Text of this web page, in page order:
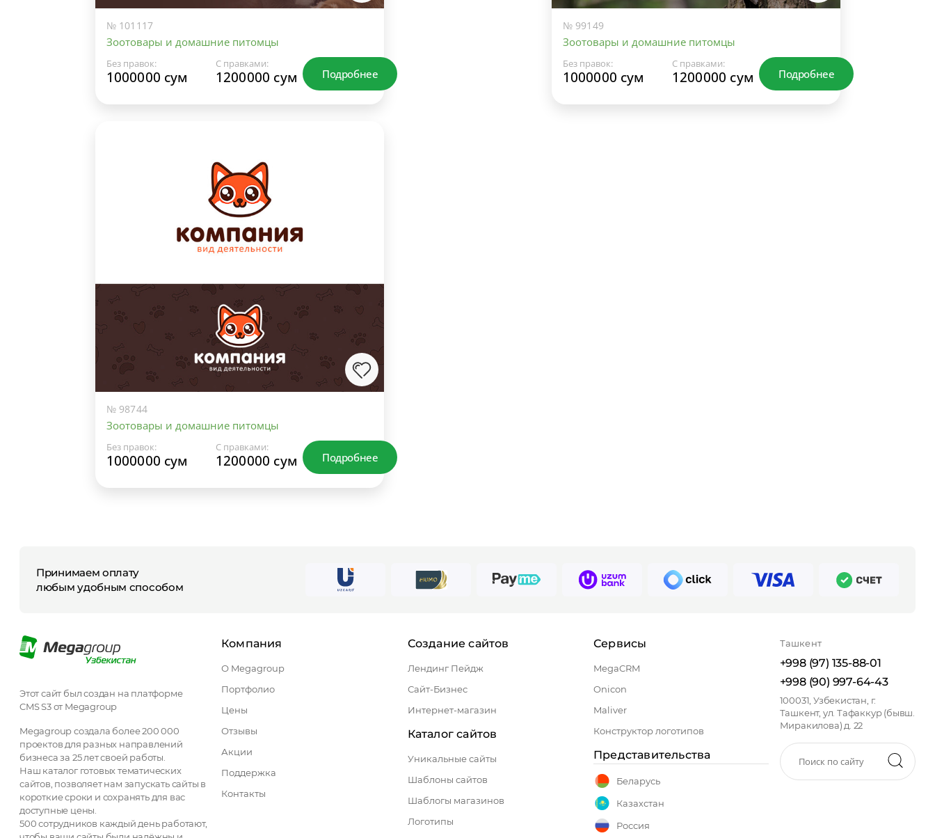
№ 101117
Зоотовары и домашние питомцы
Без правок:
1000000 сум
С правками:
1200000 сум Подробнее
№ 99149
Зоотовары и домашние питомцы
Без правок:
1000000 сум
С правками:
1200000 сум Подробнее
№ 98744
Зоотовары и домашние питомцы
Без правок:
1000000 сум
С правками:
1200000 сум Подробнее
Принимаем оплату
любым удобным способом
Megagroup создала более 200 000
проектов для разных направлений
бизнеса за 25 лет своей работы.
Наш каталог готовых тематических
сайтов, позволяет нам запускать сайты в
короткие сроки и сохранять для вас
доступные цены.
500 сотрудников каждый день работают,
Этот сайт был создан на платформе
CMS S3 от Megagroup
Компания
О Megagroup
Портфолио
Цены
Отзывы
Акции
Поддержка
Контакты
Создание сайтов
Лендинг Пейдж
Сайт-Бизнес
Интернет-магазин
Каталог сайтов
Уникальные сайты
Шаблоны сайтов
Шаблогы магазинов
Логотипы
Сервисы
MegaCRM
Onicon
Maliver
Конструктор логотипов
Представительства
Беларусь
Казахстан
Россия
Ташкент
+998 (97) 135-88-01
+998 (90) 997-64-43
100031, Узбекистан, г.
Ташкент, ул. Тафаккур (бывш.
Миракилова) д. 22